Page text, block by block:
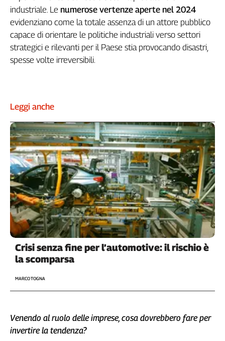
industriale. Le numerose vertenze aperte nel 2024
evidenziano come la totale assenza di un attore pubblico
capace di orientare le politiche industriali verso settori
strategici e rilevanti per il Paese stia provocando disastri,
spesse volte irreversibili.
Leggi anche
Crisi senza fine per l’automotive: il rischio è
la scomparsa
MARCO TOGNA
Venendo al ruolo delle imprese, cosa dovrebbero fare per
invertire la tendenza?